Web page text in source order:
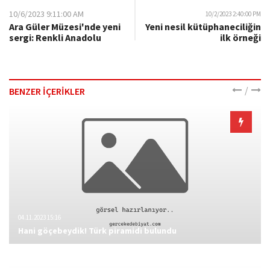
10/6/2023 9:11:00 AM
Ara Güler Müzesi'nde yeni
sergi: Renkli Anadolu
10/2/2023 2:40:00 PM
Yeni nesil kütüphaneciliğin
ilk örneği
BENZER İÇERİKLER /
04.11.2023 15:16
Hani göçebeydik! Türk piramidi bulundu